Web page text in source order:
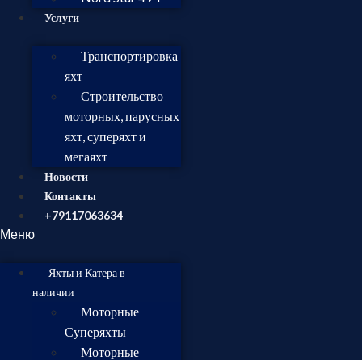
Услуги
Транспортировка
яхт
Строительство
моторных, парусных
яхт, суперяхт и
мегаяхт
Новости
Контакты
+79117063634
Меню
Яхты и Катера в
наличии
Моторные
Суперяхты
Моторные